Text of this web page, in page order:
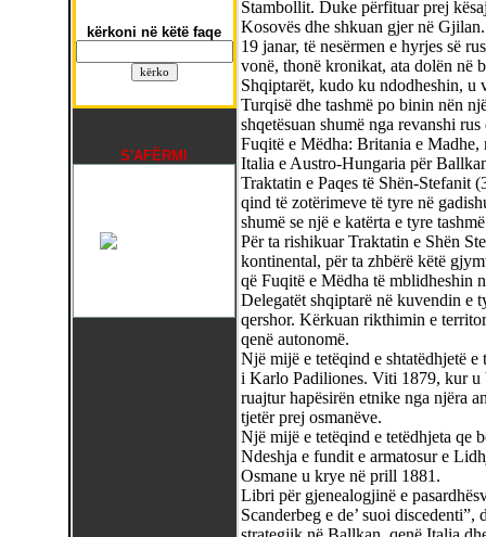
kërkoni në këtë faqe
S'AFËRMI
Stambollit. Duke përfituar prej
Kosovës dhe shkuan gjer në
19 janar, të nesërmen e hyrjes së
vonë, thonë kronikat, ata dolën në
Shqiptarët, kudo ku ndodheshin, u
Turqisë dhe tashmë po binin nën
shqetësuan shumë nga revanshi
Fuqitë e Mëdha: Britania e Madhe,
Italia e Austro-Hungaria për
Traktatin e Paqes të Shën-Stefanit
qind të zotërimeve të tyre në
shumë se një e katërta e tyre
Për ta rishikuar Traktatin e Shën
kontinental, për ta zhbërë këtë
që Fuqitë e Mëdha të mblidheshin
Delegatët shqiptarë në kuvendin e
qershor. Kërkuan rikthimin e
qenë autonomë.
Një mijë e tetëqind e shtatëdhjetë
i Karlo Padiliones. Viti 1879, kur u
ruajtur hapësirën etnike nga njëra
tjetër prej osmanëve.
Një mijë e tetëqind e tetëdhjeta qe
Ndeshja e fundit e armatosur e
Osmane u krye në prill 1881.
Libri për gjenealogjinë e
Scanderbeg e de’ suoi